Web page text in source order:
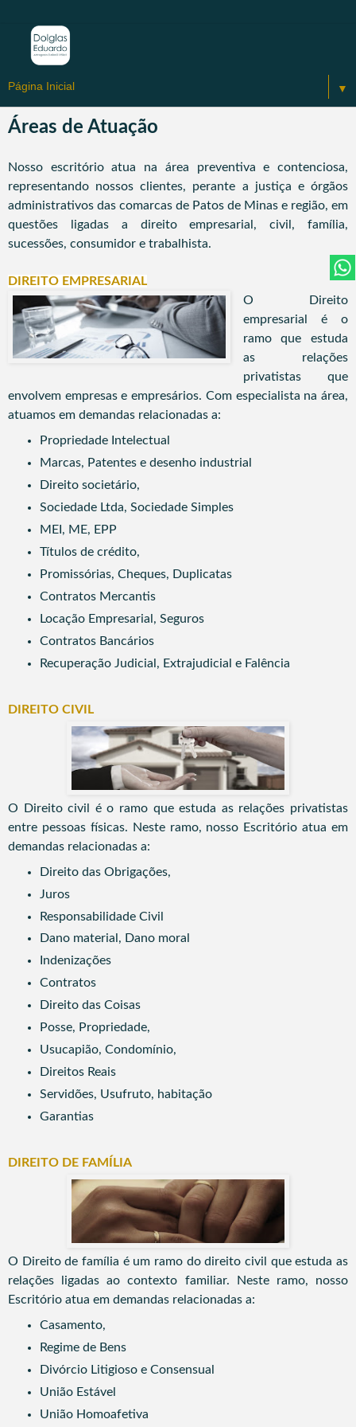
▼
Áreas de Atuação
Nosso escritório atua na área preventiva e contenciosa,
representando nossos clientes, perante a justiça e órgãos
administrativos das comarcas de Patos de Minas e região, em
questões ligadas a direito empresarial, civil, família,
sucessões, consumidor e trabalhista.
DIREITO EMPRESARIAL
O Direito
empresarial é o
ramo que estuda
as relações
privatistas que
envolvem empresas e empresários. Com especialista na área,
atuamos em demandas relacionadas a:
Propriedade Intelectual
Marcas, Patentes e desenho industrial
Direito societário,
Sociedade Ltda, Sociedade Simples
MEI, ME, EPP
Títulos de crédito,
Promissórias, Cheques, Duplicatas
Contratos Mercantis
Locação Empresarial, Seguros
Contratos Bancários
Recuperação Judicial, Extrajudicial e Falência
DIREITO CIVIL
O Direito civil é o ramo que estuda as relações privatistas
entre pessoas físicas. Neste ramo, nosso Escritório atua em
demandas relacionadas a:
Direito das Obrigações,
Juros
Responsabilidade Civil
Dano material, Dano moral
Indenizações
Contratos
Direito das Coisas
Posse, Propriedade,
Usucapião, Condomínio,
Direitos Reais
Servidões, Usufruto, habitação
Garantias
DIREITO DE FAMÍLIA
O Direito de família é um ramo do direito civil que estuda as
relações ligadas ao contexto familiar.
Neste ramo, nosso
Escritório atua em demandas relacionadas a:
Casamento,
Regime de Bens
Divórcio Litigioso e Consensual
União Estável
União Homoafetiva